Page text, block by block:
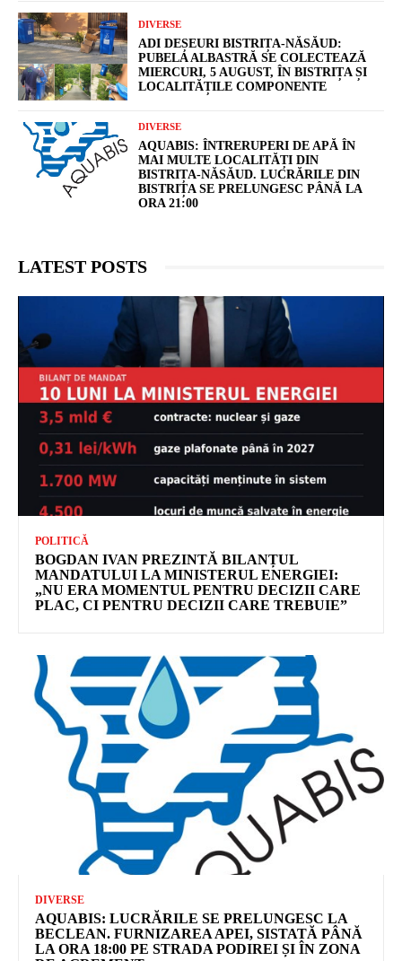
DIVERSE
ADI DEȘEURI BISTRIȚA-NĂSĂUD:
PUBELA ALBASTRĂ SE COLECTEAZĂ
MIERCURI, 5 AUGUST, ÎN BISTRIȚA ȘI
LOCALITĂȚILE COMPONENTE
DIVERSE
AQUABIS: ÎNTRERUPERI DE APĂ ÎN
MAI MULTE LOCALITĂȚI DIN
BISTRIȚA-NĂSĂUD. LUCRĂRILE DIN
BISTRIȚA SE PRELUNGESC PÂNĂ LA
ORA 21:00
LATEST POSTS
POLITICĂ
BOGDAN IVAN PREZINTĂ BILANȚUL
MANDATULUI LA MINISTERUL ENERGIEI:
„NU ERA MOMENTUL PENTRU DECIZII CARE
PLAC, CI PENTRU DECIZII CARE TREBUIE”
DIVERSE
AQUABIS: LUCRĂRILE SE PRELUNGESC LA
BECLEAN. FURNIZAREA APEI, SISTATĂ PÂNĂ
LA ORA 18:00 PE STRADA PODIREI ȘI ÎN ZONA